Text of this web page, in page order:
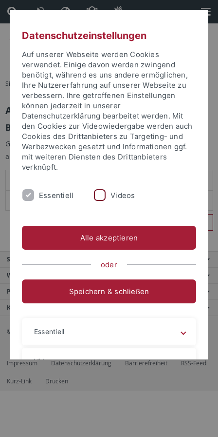
Direkt
zum
Inhalt
Direkt
zur
Fußleiste
Sie sind hier: Startseite
Anmelden
Benutzeranmeldung
Geben Sie Ihren Benutzernamen und Ihr Passwort an um sich
anzumelden:
Service
Weitere Angebote
Portale
Kontaktinfo
© 2026 Eberhard Karls Universität Tübingen, Tübingen
Impressum Datenschutzerklärung Barrierefreiheit RSS-Feed
Kurz-Link Drucken
Datenschutzeinstellungen
Auf unserer Webseite werden Cookies
verwendet. Einige davon werden zwingend
benötigt, während es uns andere ermöglichen,
Ihre Nutzererfahrung auf unserer Webseite zu
verbessern. Ihre getroffenen Einstellungen
können jederzeit in unserer
Datenschutzerklärung bearbeitet werden. Mit
den Cookies zur Videowiedergabe werden auch
Cookies des Drittanbieters zu Targeting- und
Werbezwecken gesetzt und Informationen ggf.
mit weiteren Diensten des Drittanbieters
verknüpft.
Essentiell Videos
Alle akzeptieren
oder
Speichern & schließen
Essentiell
Videos